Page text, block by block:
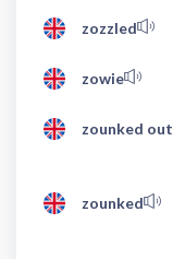
zozzled
zowie
zounked out
zounked